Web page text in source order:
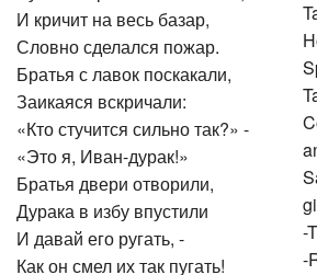
И кричит на весь базар,
Словно сделался пожар.
Братья с лавок поскакали,
Заикаяся вскричали:
«Кто стучится сильно так?» -
«Это я, Иван-дурак!»
Братья двери отворили,
Дурака в избу впустили
И давай его ругать, -
Как он смел их так пугать!
-
-